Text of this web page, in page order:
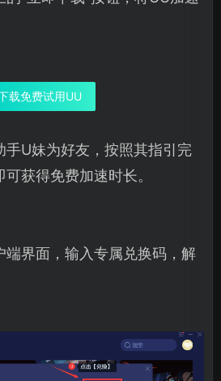
载免费试用UU
手U妹为好友，按照其指引完
获得免费加速时长。
端界面，输入专属兑换码，解